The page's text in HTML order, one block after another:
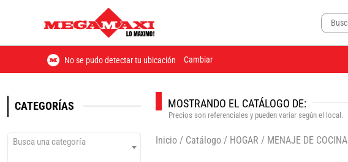
No se pudo detectar tu ubicación Cambiar
CATEGORÍAS
Busca una categoría
MOSTRANDO EL CATÁLOGO DE:
Precios son referenciales y pueden variar según el local.
Inicio / Catálogo / HOGAR / MENAJE DE COCINA